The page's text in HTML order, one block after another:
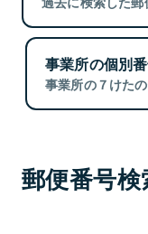
事業所の個別
事業所の７けた
郵便番号